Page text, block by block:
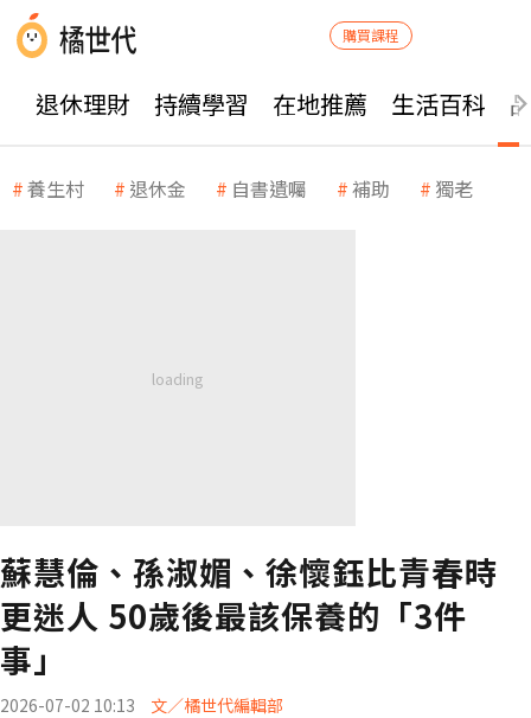
購買課程
退休理財 持續學習 在地推薦 生活百科
養生村 退休金 自書遺囑 補助 獨老
蘇慧倫、孫淑媚、徐懷鈺比青春時
更迷人 50歲後最該保養的「3件
事」
2026-07-02 10:13 文／橘世代編輯部